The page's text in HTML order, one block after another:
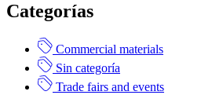
Categorías
Commercial materials
Sin categoría
Trade fairs and events